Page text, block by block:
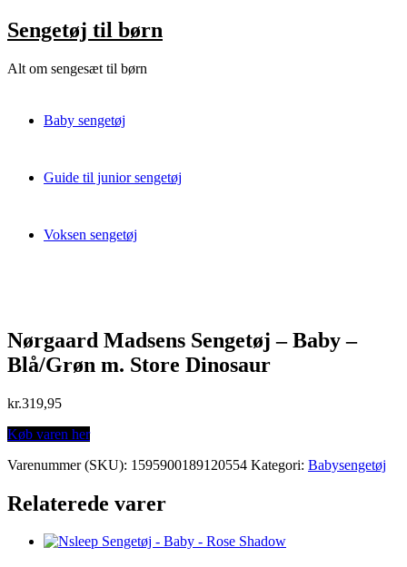
Skip
to
Sengetøj til børn
Alt om sengesæt til børn
Baby sengetøj
Guide til junior sengetøj
Voksen sengetøj
Nørgaard Madsens Sengetøj – Baby –
Blå/Grøn m. Store Dinosaur
kr.319,95
Køb varen her
Varenummer (SKU): 1595900189120554 Kategori: Babysengetøj
Relaterede varer